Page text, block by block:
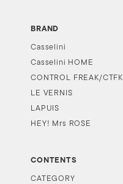
BRAND
Casselini
Casselini HOME
CONTROL FREAK/CTFK
LE VERNIS
LAPUIS
HEY! Mrs ROSE
CONTENTS
CATEGORY